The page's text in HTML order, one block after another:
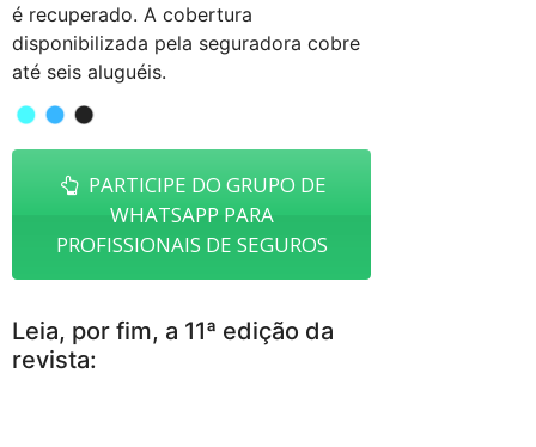
é recuperado. A cobertura
disponibilizada pela seguradora cobre
até seis aluguéis.
PARTICIPE DO GRUPO DE
WHATSAPP PARA
PROFISSIONAIS DE SEGUROS
Leia, por fim, a 11ª edição da
revista: